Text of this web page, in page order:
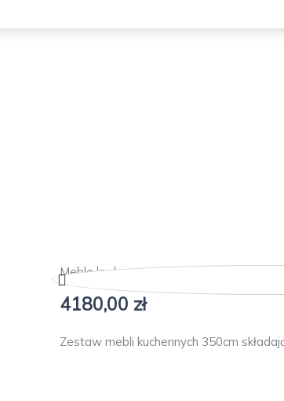
Meble kuchenne Roma 350cm jasny szary/
4180,00 zł
Zestaw mebli kuchennych 350cm